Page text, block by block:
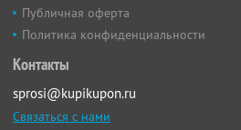
Публичная оферта
Политика конфиденциальности
Контакты
sprosi@kupikupon.ru
Связаться с нами